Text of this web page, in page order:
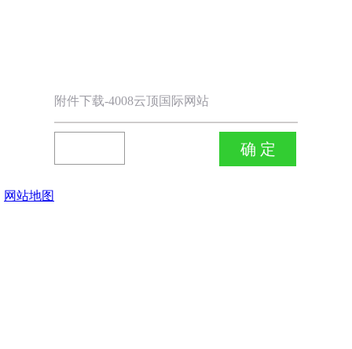
附件下载-4008云顶国际网站
网站地图